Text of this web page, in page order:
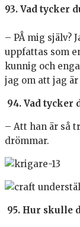
93. Vad tycker
– PÅ mig själv?
uppfattas som
kunnig och
jag om att jag
94. Vad tycker
– Att han är så
drömmar.
95. Hur skulle